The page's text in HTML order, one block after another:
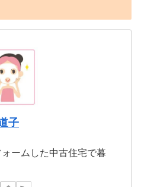
子
ームした中古住宅で暮